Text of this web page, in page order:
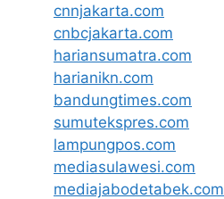
cnnjakarta.com
cnbcjakarta.com
hariansumatra.com
harianikn.com
bandungtimes.com
sumutekspres.com
lampungpos.com
mediasulawesi.com
mediajabodetabek.com